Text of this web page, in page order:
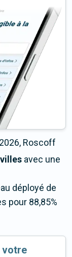
Roscoff
avec une
déployé de
pour 88,85%
votre